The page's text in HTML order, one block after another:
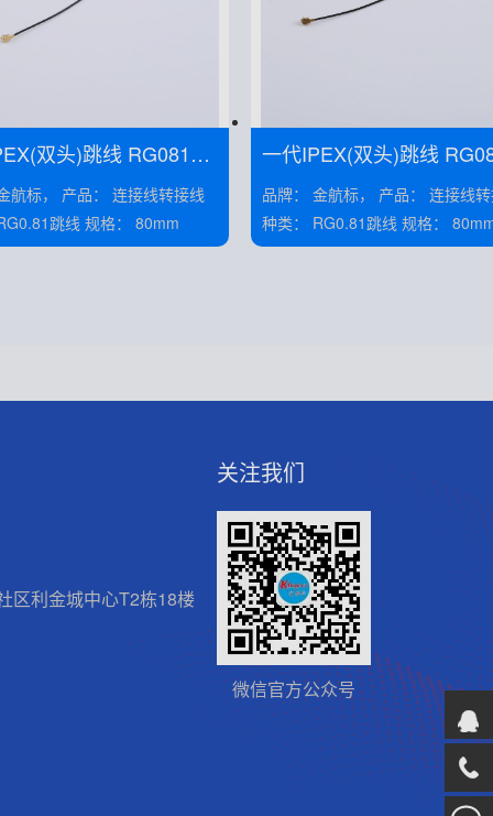
头)跳线 RG081黑
： 连接线转接线
种类： RG0.81跳线 规格： 80mm
一代IPEX(双头)跳线 RG081黑
线 线长50MM——KH-081-TX9
0-IPEX
品牌： 金航标， 产品： 连接线转接线
种类： RG0.81跳线 规格：
区利金城中心T2栋18楼
关注我们
微信官方公众号